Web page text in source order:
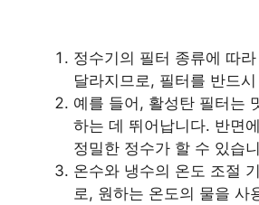
정수기의 필터 종류에 따
달라지므로, 필터를 반드
예를 들어, 활성탄 필터는
하는 데 뛰어납니다. 반면
정밀한 정수가 할 수 있습
온수와 냉수의 온도 조절
로, 원하는 온도의 물을 사